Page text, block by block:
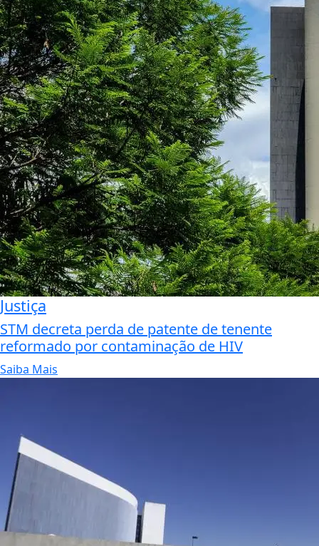
Justiça
STM decreta perda de patente de tenente
reformado por contaminação de HIV
Saiba Mais